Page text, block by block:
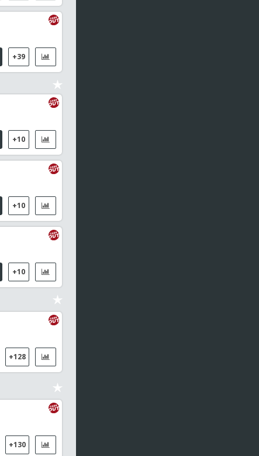
19:00Conference League - Clasificación
Rakow Czestochowa / Hammarby IF
19:00Conference League - Clasificación
Debrecen / FC Copenhague
19:00Liga Europa de la UEFA - Clasificación
19:00Liga Europa de la UEFA - Clasificación
Hradec Kralove / Besiktas
IFK Goteborg / KAA Gent
19:00Conference League - Clasificación
19:00Conference League - Clasificación
Dynamo Kiev / Qarabag FK
19:00Conference League - Clasificación
19:00Conference League - Clasificación
19:00Conference League - Clasificación
19:10MLB
+39
+10
+10
+10
+128
+130